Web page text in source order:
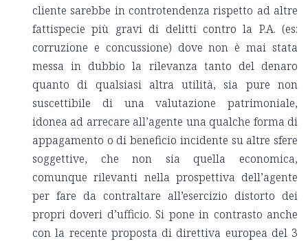
cliente sarebbe in controtendenza rispetto ad altre
fattispecie più gravi di delitti contro la P.A. (es:
corruzione e concussione) dove non è mai stata
messa in dubbio la rilevanza tanto del denaro
quanto di qualsiasi altra utilità, sia pure non
suscettibile di una valutazione patrimoniale,
idonea ad arrecare all’agente una qualche forma di
appagamento o di beneficio incidente su altre sfere
soggettive, che non sia quella economica,
comunque rilevanti nella prospettiva dell’agente
per fare da contraltare all’esercizio distorto dei
propri doveri d’ufficio. Si pone in contrasto anche
con la recente proposta di direttiva europea del 3